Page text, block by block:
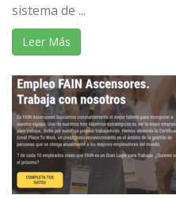
sistema de ...
Leer Más